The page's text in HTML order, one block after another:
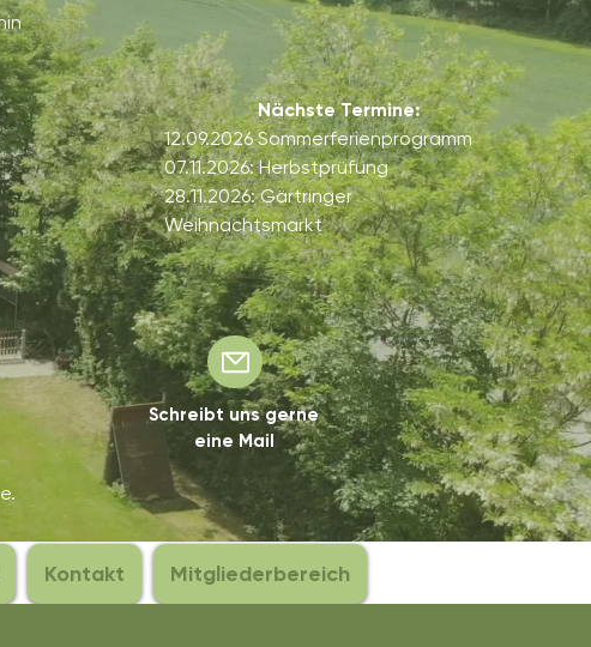
Nächste Termine:
12.09.2026Sommerferienprogramm
07.11.2026: Herbstprüfung
28.11.2026: Gärtringer
Weihnachtsmarkt
Schreibt uns gerne
eine Mail
Kontakt Mitgliederbereich